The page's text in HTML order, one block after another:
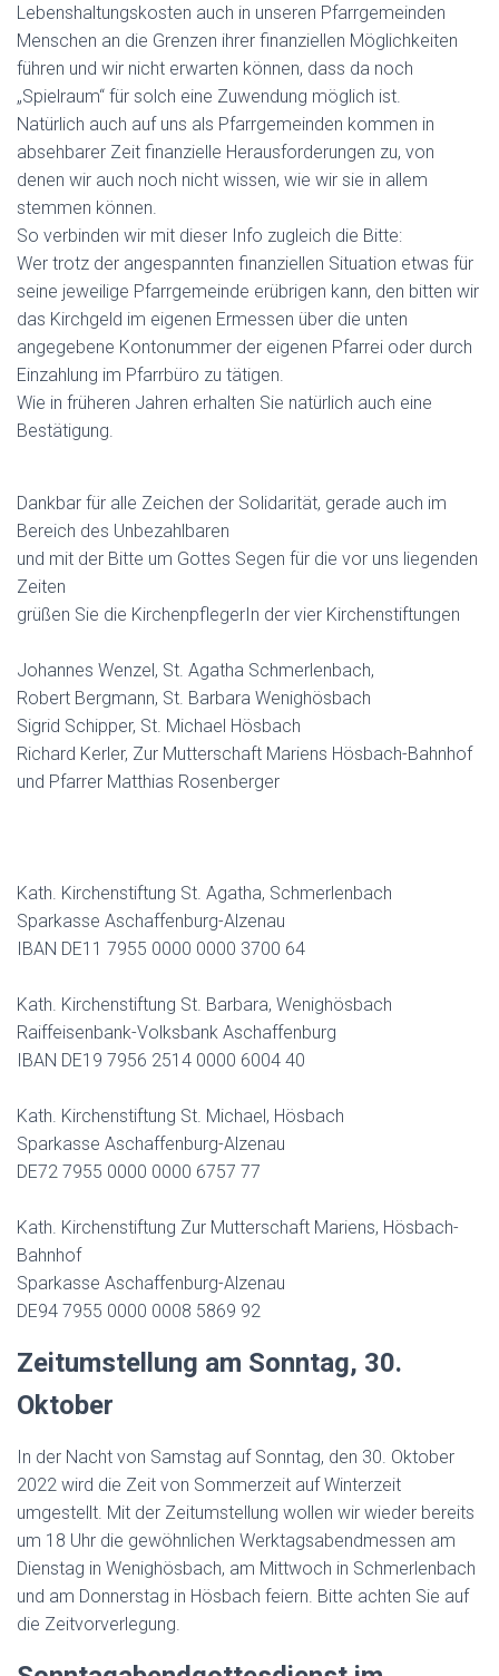
Lebenshaltungskosten auch in unseren Pfarrgemeinden
Menschen an die Grenzen ihrer finanziellen Möglichkeiten
führen und wir nicht erwarten können, dass da noch
„Spielraum“ für solch eine Zuwendung möglich ist.
Natürlich auch auf uns als Pfarrgemeinden kommen in
absehbarer Zeit finanzielle Herausforderungen zu, von
denen wir auch noch nicht wissen, wie wir sie in allem
stemmen können.
So verbinden wir mit dieser Info zugleich die Bitte:
Wer trotz der angespannten finanziellen Situation etwas für
seine jeweilige Pfarrgemeinde erübrigen kann, den bitten wir
das Kirchgeld im eigenen Ermessen über die unten
angegebene Kontonummer der eigenen Pfarrei oder durch
Einzahlung im Pfarrbüro zu tätigen.
Wie in früheren Jahren erhalten Sie natürlich auch eine
Bestätigung.
Dankbar für alle Zeichen der Solidarität, gerade auch im
Bereich des Unbezahlbaren
und mit der Bitte um Gottes Segen für die vor uns liegenden
Zeiten
grüßen Sie die KirchenpflegerIn der vier Kirchenstiftungen
Johannes Wenzel, St. Agatha Schmerlenbach,
Robert Bergmann, St. Barbara Wenighösbach
Sigrid Schipper, St. Michael Hösbach
Richard Kerler, Zur Mutterschaft Mariens Hösbach-Bahnhof
und Pfarrer Matthias Rosenberger
Kath. Kirchenstiftung St. Agatha, Schmerlenbach
Sparkasse Aschaffenburg-Alzenau
IBAN DE11 7955 0000 0000 3700 64
Kath. Kirchenstiftung St. Barbara, Wenighösbach
Raiffeisenbank-Volksbank Aschaffenburg
IBAN DE19 7956 2514 0000 6004 40
Kath. Kirchenstiftung St. Michael, Hösbach
Sparkasse Aschaffenburg-Alzenau
DE72 7955 0000 0000 6757 77
Kath. Kirchenstiftung Zur Mutterschaft Mariens, Hösbach-
Bahnhof
Sparkasse Aschaffenburg-Alzenau
DE94 7955 0000 0008 5869 92
Zeitumstellung am Sonntag, 30.
Oktober
In der Nacht von Samstag auf Sonntag, den 30. Oktober
2022 wird die Zeit von Sommerzeit auf Winterzeit
umgestellt. Mit der Zeitumstellung wollen wir wieder bereits
um 18 Uhr die gewöhnlichen Werktagsabendmessen am
Dienstag in Wenighösbach, am Mittwoch in Schmerlenbach
und am Donnerstag in Hösbach feiern. Bitte achten Sie auf
die Zeitvorverlegung.